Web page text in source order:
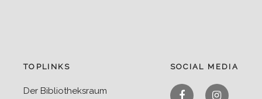
TOPLINKS
Der Bibliotheksraum
SOCIAL MEDIA
Facebook